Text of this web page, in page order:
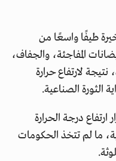
طيفًا واسعًا من
المفاجئة، والجفاف،
لارتفاع حرارة
درجة الحرارة
ما لم تتخذ الحكومات